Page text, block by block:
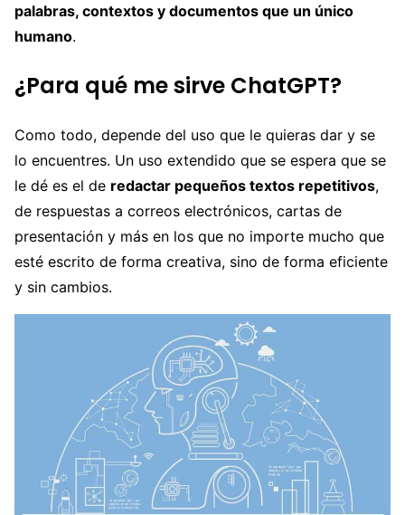
palabras, contextos y documentos que un único
humano.
¿Para qué me sirve ChatGPT?
Como todo, depende del uso que le quieras dar y se
lo encuentres. Un uso extendido que se espera que se
le dé es el de redactar pequeños textos repetitivos,
de respuestas a correos electrónicos, cartas de
presentación y más en los que no importe mucho que
esté escrito de forma creativa, sino de forma eficiente
y sin cambios.